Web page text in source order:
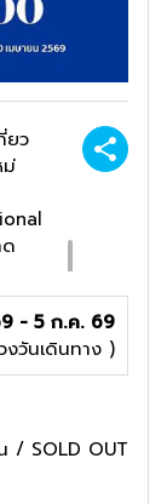
ยว
ม่
- 5 ก.ค. 69
งวันเดินทาง )
/ SOLD OUT